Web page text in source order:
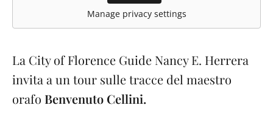
Manage privacy settings
La City of Florence Guide Nancy E. Herrera
invita a un tour sulle tracce del maestro
orafo Benvenuto Cellini.